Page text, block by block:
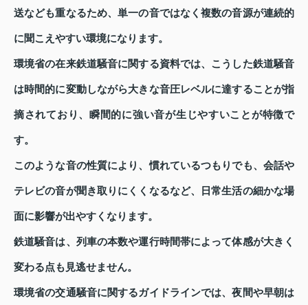
送なども重なるため、単一の音ではなく複数の音源が連続的
に聞こえやすい環境になります。
環境省の在来鉄道騒音に関する資料では、こうした鉄道騒音
は時間的に変動しながら大きな音圧レベルに達することが指
摘されており、瞬間的に強い音が生じやすいことが特徴で
す。
このような音の性質により、慣れているつもりでも、会話や
テレビの音が聞き取りにくくなるなど、日常生活の細かな場
面に影響が出やすくなります。
鉄道騒音は、列車の本数や運行時間帯によって体感が大きく
変わる点も見逃せません。
環境省の交通騒音に関するガイドラインでは、夜間や早朝は